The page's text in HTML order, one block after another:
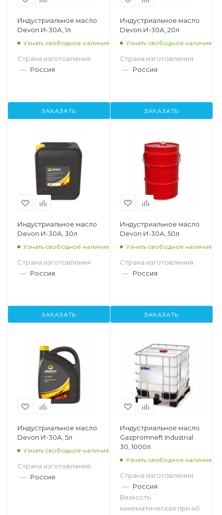
Индустриальное масло
Devon И-30А, 1л
Узнать свободное наличие
Страна изготовления
— Россия
ЗАКАЗАТЬ
Индустриальное масло
Devon И-30А, 20л
Узнать свободное наличие
Страна изготовления
— Россия
ЗАКАЗАТЬ
Индустриальное масло
Devon И-30А, 30л
Узнать свободное наличие
Страна изготовления
— Россия
ЗАКАЗАТЬ
Индустриальное масло
Devon И-30А, 50л
Узнать свободное наличие
Страна изготовления
— Россия
ЗАКАЗАТЬ
Индустриальное масло
Devon И-30А, 5л
Узнать свободное наличие
Страна изготовления
— Россия
Индустриальное масло
Gazpromneft Industrial
30, 1000л
Узнать свободное наличие
Страна изготовления
— Россия
Вязкость
кинематическая при 40